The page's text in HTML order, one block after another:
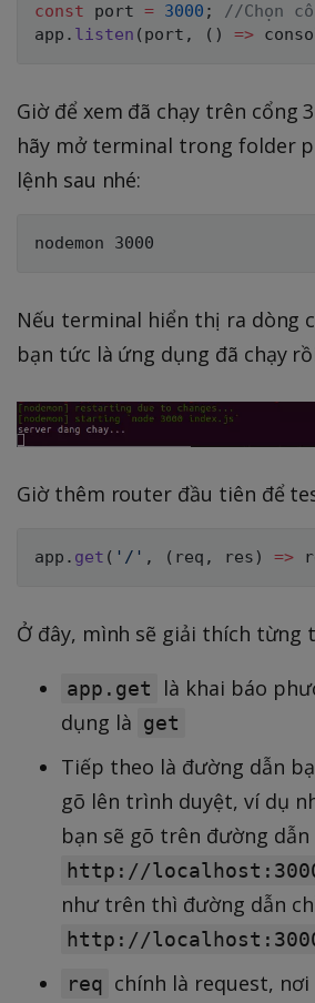
const port = 3000 ;
//Chọn
app . listen ( port , ( ) =>
Giờ để xem đã chạy trên cổng
hãy mở terminal trong folder
lệnh sau nhé:
Nếu terminal hiển thị ra dòng
bạn tức là ứng dụng đã chạy
Giờ thêm router đầu tiên để
app . get ( '/' , ( req , res ) =>
Ở đây, mình sẽ giải thích từng
app.get
là khai báo
dụng là get
Tiếp theo là đường dẫn
gõ lên trình duyệt, ví dụ
bạn sẽ gõ trên đường dẫn
http://
như trên thì đường dẫn
http://
req chính là request,